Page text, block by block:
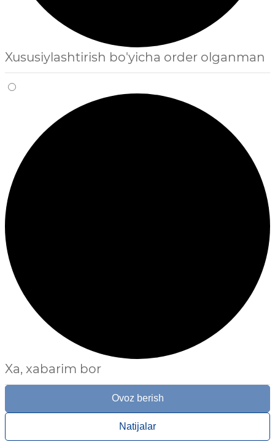
Xususiylashtirish bo'yicha order olganman
Xa, xabarim bor
Ovoz berish
Natijalar